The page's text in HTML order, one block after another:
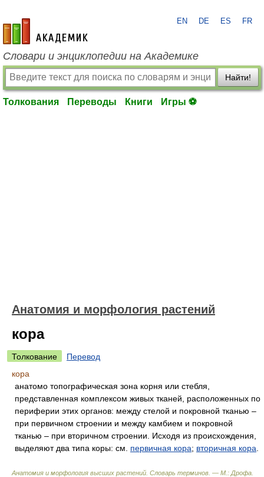
academic.ru
EN DE ES FR
Словари и энциклопедии на Академике
Найти!
Толкования Переводы Книги Игры ⚽
Анатомия и морфология растений
кора
Толкование
Перевод
кора
анатомо топографическая зона корня или стебля,
представленная комплексом живых тканей, расположенных по
периферии этих органов: между стелой и покровной тканью –
при первичном строении и между камбием и покровной
тканью – при вторичном строении. Исходя из происхождения,
выделяют два типа коры: см. первичная кора; вторичная кора
Анатомия и морфология высших растений. Словарь терминов. — М.: Дрофа